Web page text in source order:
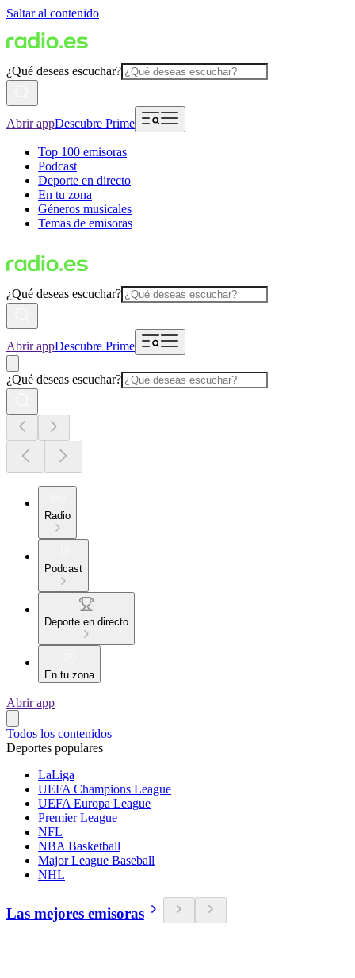
Saltar al contenido
¿Qué deseas escuchar?
Abrir appDescubre Prime
Top 100 emisoras
Podcast
Deporte en directo
En tu zona
Géneros musicales
Temas de emisoras
¿Qué deseas escuchar?
Abrir appDescubre Prime
¿Qué deseas escuchar?
Radio
Podcast
Deporte en directo
En tu zona
Abrir app
Todos los contenidos
Deportes populares
LaLiga
UEFA Champions League
UEFA Europa League
Premier League
NFL
NBA Basketball
Major League Baseball
NHL
Las mejores emisoras